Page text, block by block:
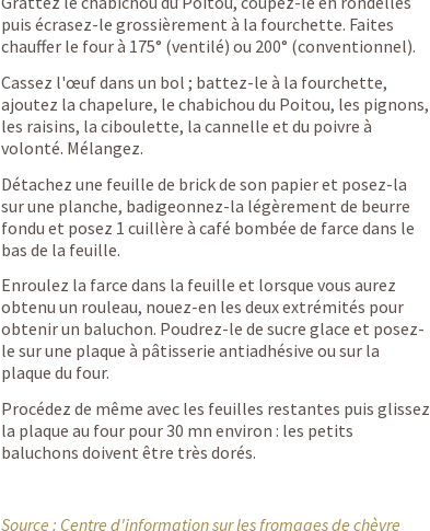
puis écrasez-le grossièrement à la fourchette. Faites
chauffer le four à 175° (ventilé) ou 200° (conventionnel).
Cassez l'œuf dans un bol ; battez-le à la fourchette,
ajoutez la chapelure, le chabichou du Poitou, les pignons,
les raisins, la ciboulette, la cannelle et du poivre à
volonté. Mélangez.
Détachez une feuille de brick de son papier et posez-la
sur une planche, badigeonnez-la légèrement de beurre
fondu et posez 1 cuillère à café bombée de farce dans le
bas de la feuille.
Enroulez la farce dans la feuille et lorsque vous aurez
obtenu un rouleau, nouez-en les deux extrémités pour
obtenir un baluchon. Poudrez-le de sucre glace et posez-
le sur une plaque à pâtisserie antiadhésive ou sur la
plaque du four.
Procédez de même avec les feuilles restantes puis glissez
la plaque au four pour 30 mn environ : les petits
baluchons doivent être très dorés.
Source : Centre d'information sur les fromages de chèvre